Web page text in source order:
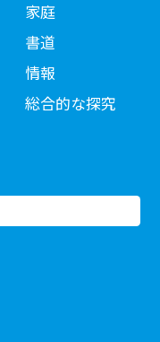
家庭
書道
情報
総合的な探究